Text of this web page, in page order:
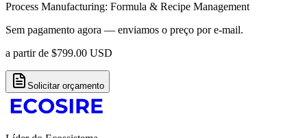
Process Manufacturing: Formula & Recipe Management
Sem pagamento agora — enviamos o preço por e-mail.
a partir de $799.00 USD
Solicitar orçamento